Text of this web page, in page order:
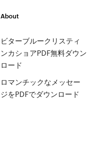
About
ビターブルークリスティ
ンカショアPDF無料ダウン
ロード
ロマンチックなメッセー
ジをPDFでダウンロード